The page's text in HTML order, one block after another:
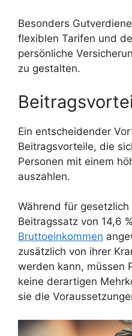
Besonders
flexiblen Tarifen und
persönliche
zu gestalten.
Ein entscheidender
Beitragsvorteile, die
Personen mit einem
auszahlen.
Während für
Beitragssatz von 14,6
Bruttoeinkommen
zusätzlich von ihrer
werden kann, müssen
keine derartigen
sie die